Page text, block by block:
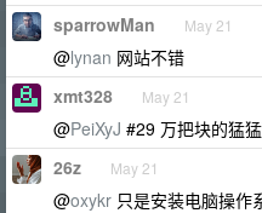
sparrowMan May 21
@lynan 网站不错
xmt328 May 21
@PeiXyJ #29 万把块的猛
26z May 21
@oxykr 只是安装电脑操作